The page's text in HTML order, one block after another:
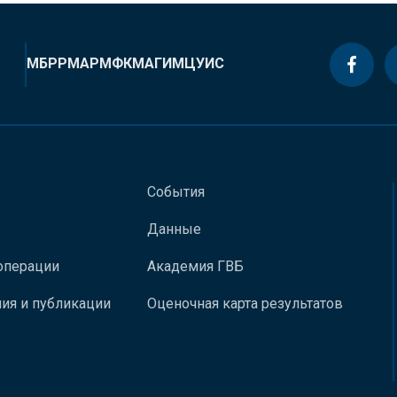
МБРРМАРМФКМАГИМЦУИС
и публикации
События
Данные
Академия ГВБ
Оценочная карта результатов